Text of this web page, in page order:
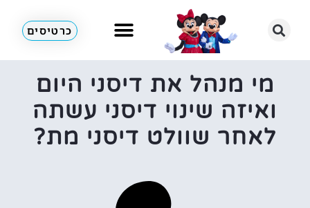
כרטיסים
מי מנהל את דיסני היום
ואיזה שינוי דיסני עשתה
לאחר שוולט דיסני מת?